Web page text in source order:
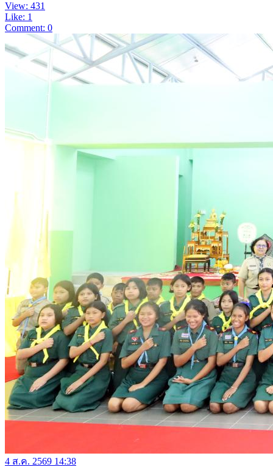
View: 431
Like: 1
Comment: 0
4 ส.ค. 2569 14:38